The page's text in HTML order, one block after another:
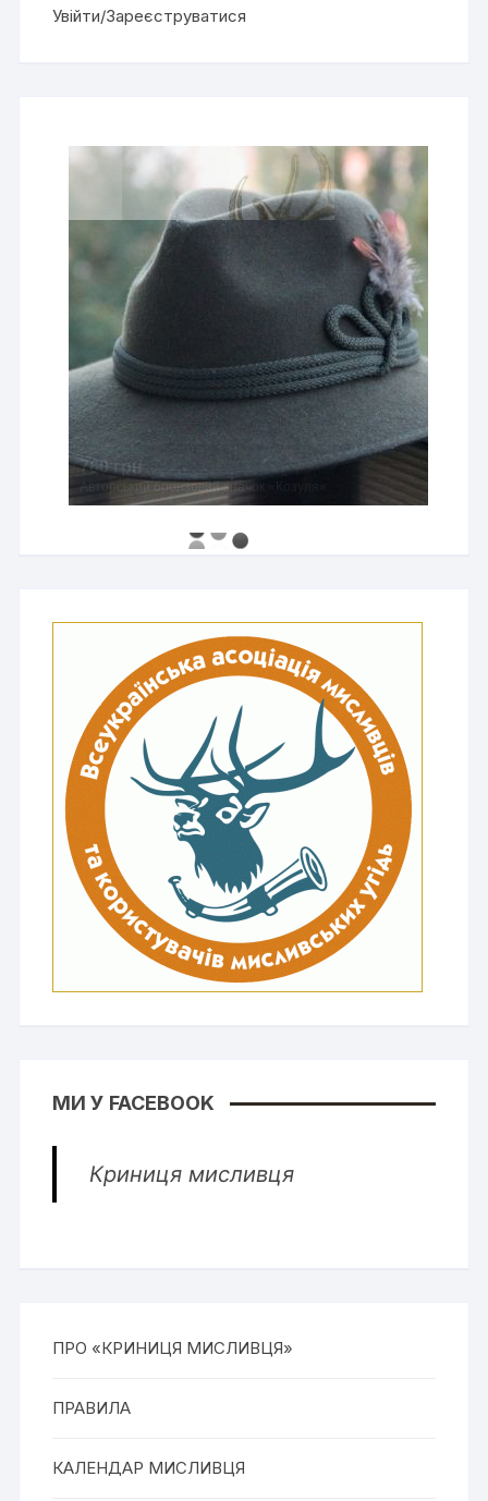
Увійти/Зареєструватися
760 грн
Авторський бронзовий значок «Козуля»
МИ У FACEBOOK
Криниця мисливця
ПРО «КРИНИЦЯ МИСЛИВЦЯ»
ПРАВИЛА
КАЛЕНДАР МИСЛИВЦЯ